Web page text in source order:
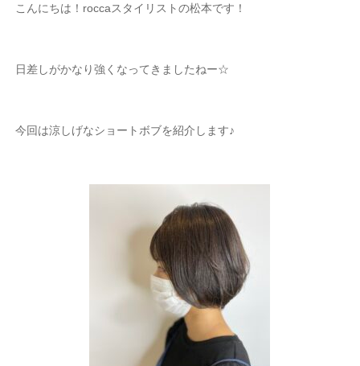
こんにちは！ roccaスタイリストの松本です！
日差しがかなり強くなってきましたねー☆
今回は涼しげなショートボブを紹介します♪